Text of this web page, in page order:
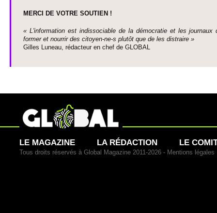
MERCI DE VOTRE SO­UTIEN !
« L'information est indisso­ci­able de la démo­cratie et les journaux
former et nourrir des ci­to­yen-ne-s plutôt que de les dis­traire »
Gi­lles Luneau, rédacteur en chef de GLOBAL
LE MAGAZINE LA RÉDACTION LE
Tous droits réservés à Global Magazine 2011-2026 - Mentions légales